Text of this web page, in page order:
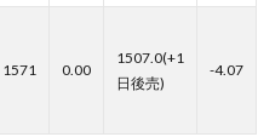
1571 0.00
1507.0(+1
日後売)
-4.07